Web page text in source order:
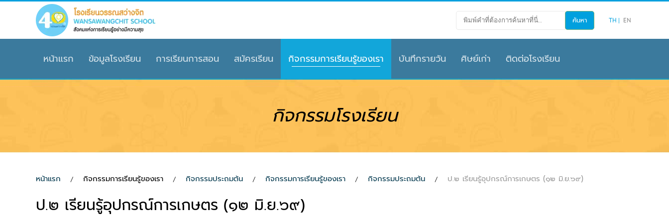
Skip to main content
TH EN
หน้าแรก ข้อมูลโรงเรียน การเรียนการสอน สมัครเรียน กิจกรรมการเรียนรู้ของเรา บันทึกรายวัน ศิษย์เก่า ติดต่อโรงเรียน
กิจกรรมโรงเรียน
หน้าแรก กิจกรรมการเรียนรู้ของเรา กิจกรรมประถมต้น กิจกรรมการเรียนรู้ของเรา กิจกรรมประถมต้น ป.๒ เรียนรู้อุปกรณ์การเกษตร (๑๒ มิ.ย.๖๙)
ป.๒ เรียนรู้อุปกรณ์การเกษตร (๑๒ มิ.ย.๖๙)